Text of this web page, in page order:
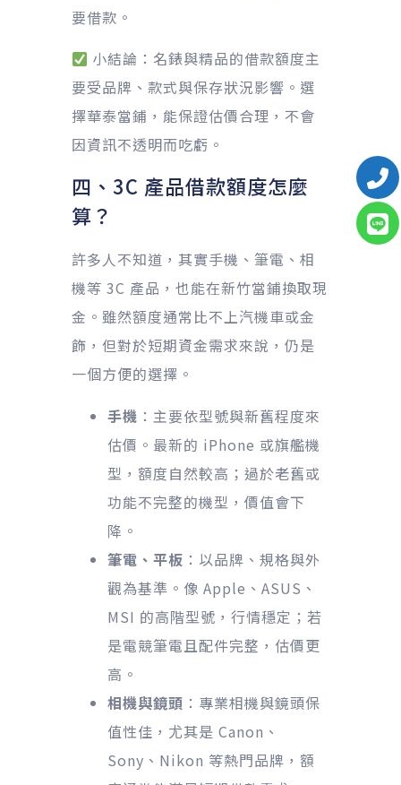
要借款。
小結論：名錶與精品的借款額度主
要受品牌、款式與保存狀況影響。選
擇華泰當鋪，能保證估價合理，不會
因資訊不透明而吃虧。
四、3C 產品借款額度怎麼
算？
許多人不知道，其實手機、筆電、相
機等 3C 產品，也能在新竹當鋪換取現
金。雖然額度通常比不上汽機車或金
飾，但對於短期資金需求來說，仍是
一個方便的選擇。
手機 ：主要依型號與新舊程度來
估價。最新的 iPhone 或旗艦機
型，額度自然較高；過於老舊或
功能不完整的機型，價值會下
降。
筆電、平板 ：以品牌、規格與外
觀為基準。像 Apple、ASUS、
MSI 的高階型號，行情穩定；若
是電競筆電且配件完整，估價更
高。
相機與鏡頭 ：專業相機與鏡頭保
值性佳，尤其是 Canon、
Sony、Nikon 等熱門品牌，額